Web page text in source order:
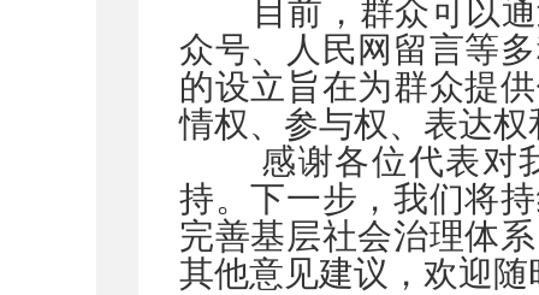
目前，群众可以通
众号、人民网留言等
的设立旨在为群众提
情权、参与权、表达权
感谢各位代表对我
持。下一步，我们将
完善基层社会治理体
其他意见建议，欢迎